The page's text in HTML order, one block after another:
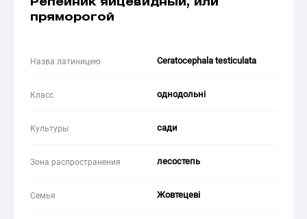
Репейник яйцевидный, или
пряморогой
Назва латиницею Ceratocephala testiculata
Класс однодольні
Культуры сади
Зона распространения лесостепь
Семья Жовтецеві